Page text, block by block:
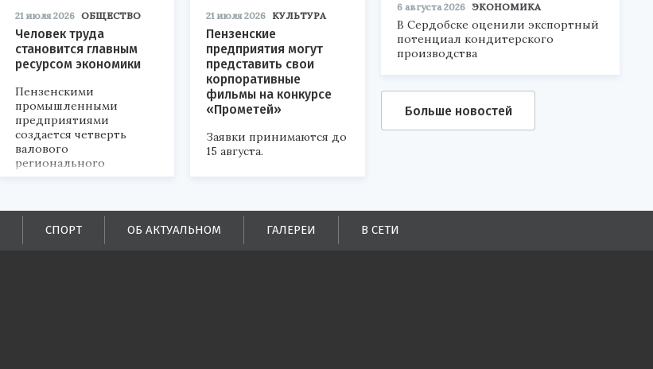
21 июля 2026 ОБЩЕСТВО
Человек труда
становится главным
ресурсом экономики
Пензенскими
промышленными
предприятиями
создается четверть
валового
регионального
продукта и
поступлений в
бюджеты всех уровней.
21 июля 2026 КУЛЬТУРА
Пензенские
предприятия могут
представить свои
корпоративные
фильмы на конкурсе
«Прометей»
Заявки принимаются до
15 августа.
6 августа 2026 ЭКОНОМИКА
В Сердобске оценили экспортный
потенциал кондитерского
производства
Больше новостей
СПОРТ ОБ АКТУАЛЬНОМ ГАЛЕРЕИ В СЕТИ